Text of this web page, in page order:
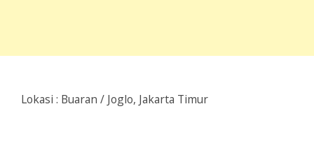
Lokasi : Buaran / Joglo, Jakarta Timur